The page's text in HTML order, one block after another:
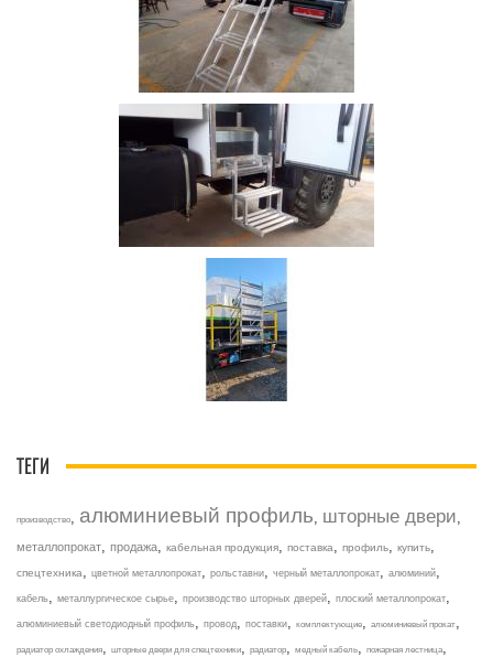
ТЕГИ
производство алюминиевый профиль шторные двери
металлопрокат продажа кабельная продукция поставка профиль купить
спецтехника цветной металлопрокат рольставни черный металлопрокат алюминий
кабель металлургическое сырье производство шторных дверей плоский металлопрокат
алюминиевый светодиодный профиль провод поставки комплектующие алюминиевый прокат
радиатор охлаждения шторные двери для спецтехники радиатор медный кабель пожарная лестница